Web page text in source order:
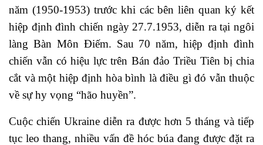
năm (1950-1953) trước khi các bên liên quan ký kết
hiệp định đình chiến ngày 27.7.1953, diễn ra tại ngôi
làng Bàn Môn Điếm. Sau 70 năm, hiệp định đình
chiến vẫn có hiệu lực trên Bán đảo Triều Tiên bị chia
cắt và một hiệp định hòa bình là điều gì đó vẫn thuộc
về sự hy vọng “hão huyền”.
Cuộc chiến Ukraine diễn ra được hơn 5 tháng và tiếp
tục leo thang, nhiều vấn đề hóc búa đang được đặt ra